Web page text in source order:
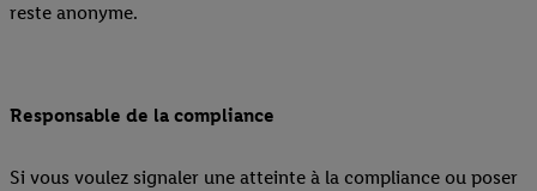
reste anonyme.
Responsable de la compliance
Si vous voulez signaler une atteinte à la compliance ou poser